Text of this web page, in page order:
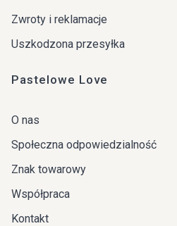
Zwroty i reklamacje
Uszkodzona przesyłka
Pastelowe Love
O nas
Społeczna odpowiedzialność
Znak towarowy
Współpraca
Kontakt